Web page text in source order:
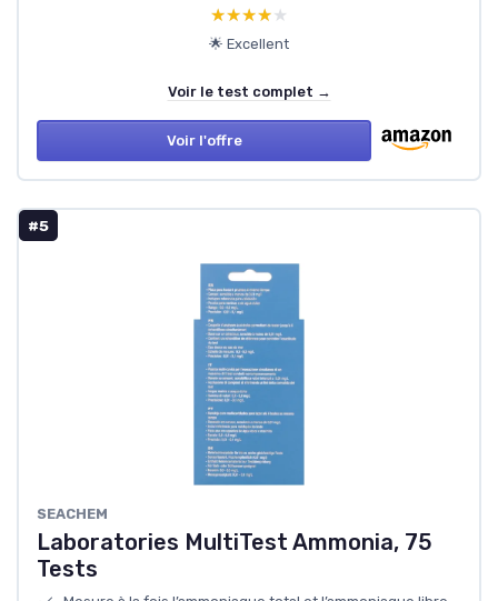
★★★★★
★★★★★
🌟 Excellent
Voir le test complet →
Voir l'offre
#5
SEACHEM
Laboratories MultiTest Ammonia, 75
Tests